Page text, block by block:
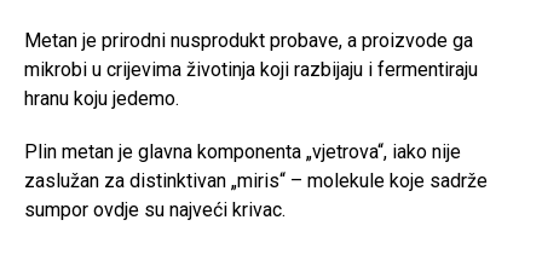
Metan je prirodni nusprodukt probave, a proizvode ga
mikrobi u crijevima životinja koji razbijaju i fermentiraju
hranu koju jedemo.
Plin metan je glavna komponenta „vjetrova“, iako nije
zaslužan za distinktivan „miris“ – molekule koje sadrže
sumpor ovdje su najveći krivac.